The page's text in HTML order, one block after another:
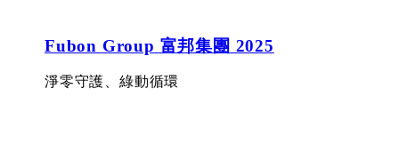
Fubon Group 富邦集團 2025
淨零守護、綠動循環